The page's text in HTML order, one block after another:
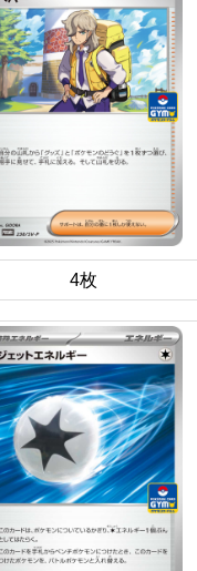
4枚